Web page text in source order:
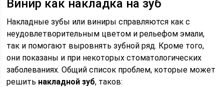
Винир как накладка на зуб
Накладные зубы или виниры справляются как с
неудовлетворительным цветом и рельефом эмали,
так и помогают выровнять зубной ряд. Кроме того,
они показаны и при некоторых стоматологических
заболеваниях. Общий список проблем, которые может
решить накладной зуб, таков: